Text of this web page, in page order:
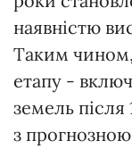
наявністю
Таким чином,
етапу -
земель після
з